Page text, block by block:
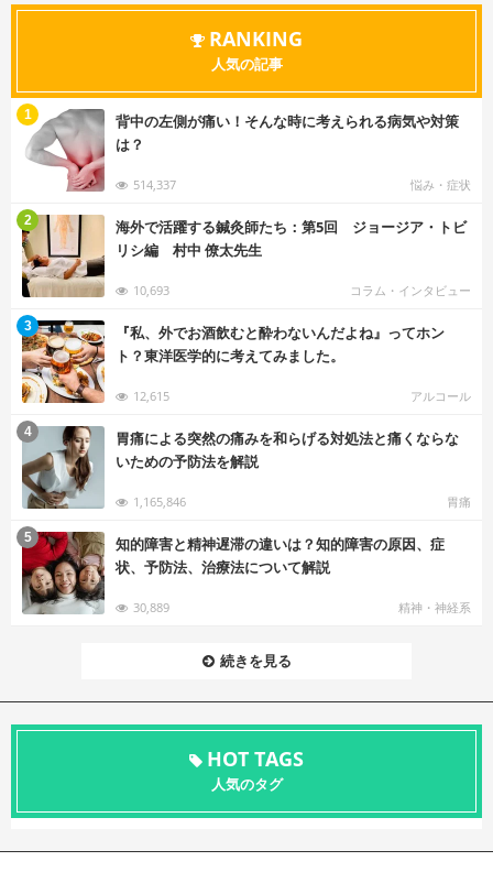
RANKING
人気の記事
背中の左側が痛い！そんな時に考えられる病気や対策
は？
514,337 悩み・症状
1
海外で活躍する鍼灸師たち：第5回 ジョージア・トビ
リシ編 村中 僚太先生
10,693 コラム・インタビュー
2
『私、外でお酒飲むと酔わないんだよね』ってホン
ト？東洋医学的に考えてみました。
12,615 アルコール
3
胃痛による突然の痛みを和らげる対処法と痛くならな
いための予防法を解説
1,165,846 胃痛
4
知的障害と精神遅滞の違いは？知的障害の原因、症
状、予防法、治療法について解説
30,889 精神・神経系
5
続きを見る
HOT TAGS
人気のタグ